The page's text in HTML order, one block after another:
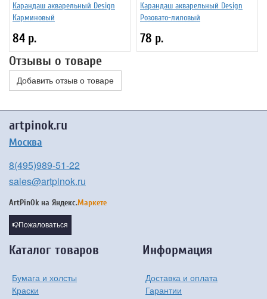
Карандаш акварельный Design
Карминовый
84 р.
Карандаш акварельный Design
Розовато-лиловый
78 р.
Отзывы о товаре
Добавить отзыв о товаре
artpinok.ru
Москва
8(495)989-51-22
sales@artpinok.ru
ArtPinOk на Яндекс.Маркете
Пожаловаться
Каталог товаров
Бумага и холсты
Краски
Информация
Доставка и оплата
Гарантии